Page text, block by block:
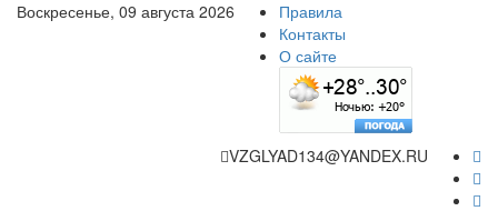
Воскресенье, 09 августа 2026
Правила
Контакты
О сайте
VZGLYAD134@YANDEX.RU